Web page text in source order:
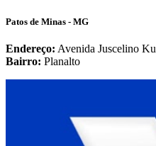
Patos de Minas - MG
Endereço: Avenida Juscelino
Bairro: Planalto